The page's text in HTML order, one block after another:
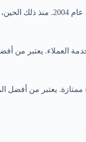
كثيرة.
العملاء. يعتبر من
يعتبر من أفضل